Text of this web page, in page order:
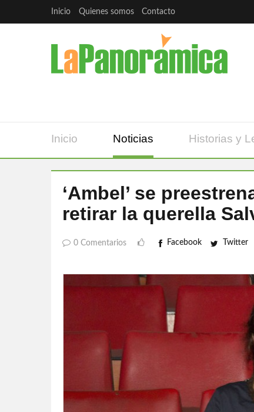
Inicio Quienes somos Contacto
Inicio Noticias Historias y
‘Ambel’ se
retirar la querella
0 Comentarios Facebook Twitter